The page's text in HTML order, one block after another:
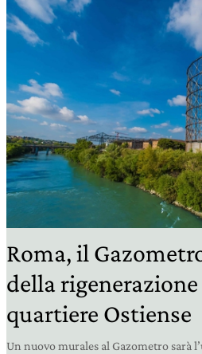
Roma, il
della
quartiere Ostiense
Un nuovo murales al Gazometro sarà